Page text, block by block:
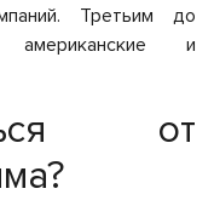
Третьим до
американские и
от